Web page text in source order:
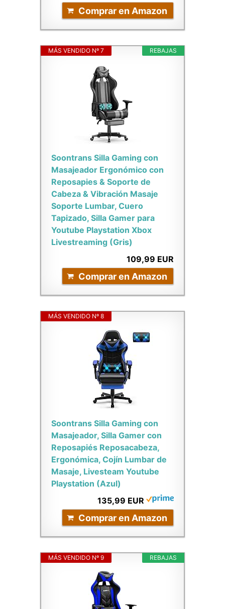
Comprar en Amazon
REBAJAS
MÁS VENDIDO Nº 7
Soontrans Silla Gaming con
Masajeador Ergonómico con
Reposapies & Soporte de
Cabeza & Vibración Masaje
Soporte Lumbar, Cuero
Tapizado, Silla Gamer para
Youtube Playstation Xbox
Livestreaming (Gris)
109,99 EUR
Comprar en Amazon
MÁS VENDIDO Nº 8
Soontrans Silla Gaming con
Masajeador, Silla Gamer con
Reposapiés Reposacabeza,
Ergonómica, Cojín Lumbar de
Masaje, Livesteam Youtube
Playstation (Azul)
135,99 EUR
Comprar en Amazon
REBAJAS
MÁS VENDIDO Nº 9